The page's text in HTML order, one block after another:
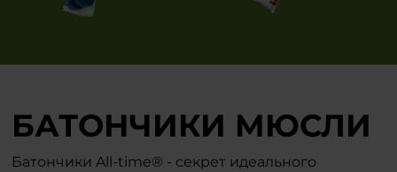
БАТОНЧИКИ МЮСЛИ
Батончики All-time® - секрет идеального